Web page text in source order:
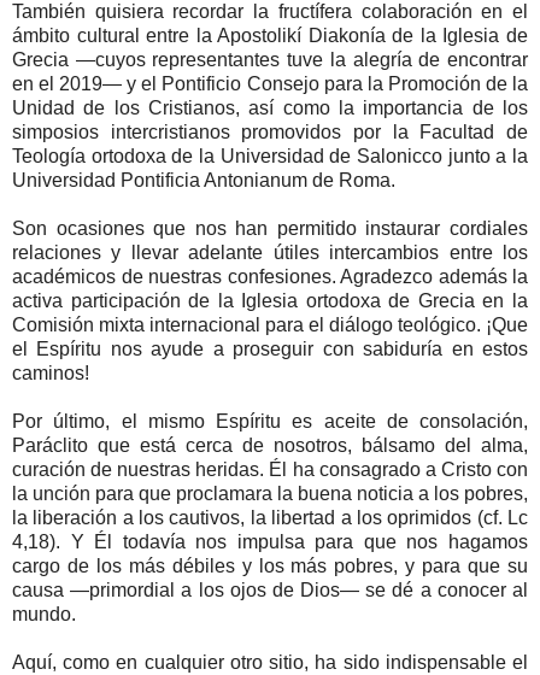
También quisiera recordar la fructífera colaboración en el
ámbito cultural entre la Apostolikí Diakonía de la Iglesia de
Grecia —cuyos representantes tuve la alegría de encontrar
en el 2019— y el Pontificio Consejo para la Promoción de la
Unidad de los Cristianos, así como la importancia de los
simposios intercristianos promovidos por la Facultad de
Teología ortodoxa de la Universidad de Salonicco junto a la
Universidad Pontificia Antonianum de Roma.
Son ocasiones que nos han permitido instaurar cordiales
relaciones y llevar adelante útiles intercambios entre los
académicos de nuestras confesiones. Agradezco además la
activa participación de la Iglesia ortodoxa de Grecia en la
Comisión mixta internacional para el diálogo teológico. ¡Que
el Espíritu nos ayude a proseguir con sabiduría en estos
caminos!
Por último, el mismo Espíritu es aceite de consolación,
Paráclito que está cerca de nosotros, bálsamo del alma,
curación de nuestras heridas. Él ha consagrado a Cristo con
la unción para que proclamara la buena noticia a los pobres,
la liberación a los cautivos, la libertad a los oprimidos (cf. Lc
4,18). Y Él todavía nos impulsa para que nos hagamos
cargo de los más débiles y los más pobres, y para que su
causa —primordial a los ojos de Dios— se dé a conocer al
mundo.
Aquí, como en cualquier otro sitio, ha sido indispensable el